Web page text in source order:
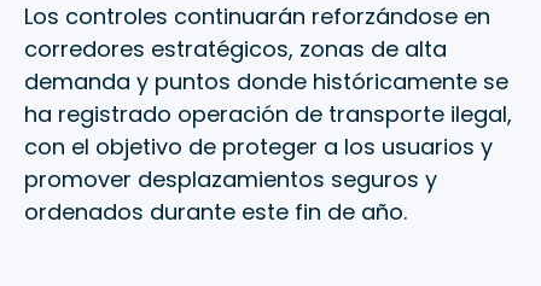
Los controles continuarán reforzándose en
corredores estratégicos, zonas de alta
demanda y puntos donde históricamente se
ha registrado operación de transporte ilegal,
con el objetivo de proteger a los usuarios y
promover desplazamientos seguros y
ordenados durante este fin de año.